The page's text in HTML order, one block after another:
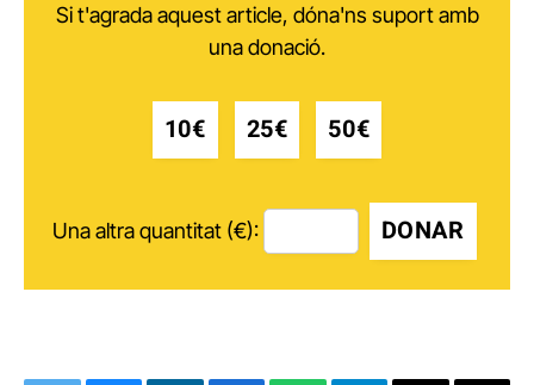
Si t'agrada aquest article, dóna'ns suport amb
una donació.
10€ 25€ 50€
Una altra quantitat (€): DONAR